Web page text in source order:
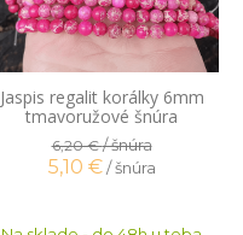
Jaspis regalit korálky 6mm
tmavoružové šnúra
6,20 €/ šnúra
5,10 € / šnúra